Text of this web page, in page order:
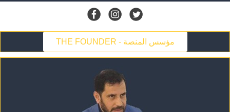
THE FOUNDER - مؤسس المنصة